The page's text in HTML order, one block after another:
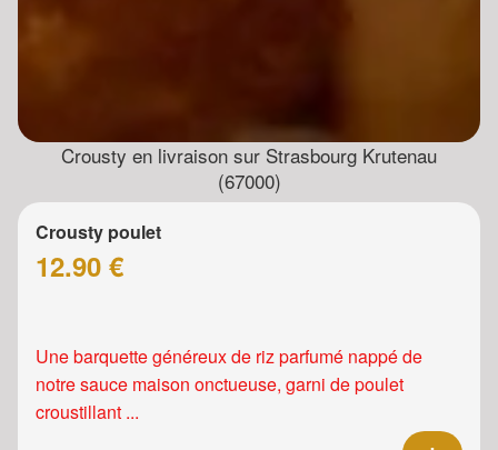
Crousty en livraison sur Strasbourg Krutenau
(67000)
Crousty poulet
12.90 €
Une barquette généreux de riz parfumé nappé de
notre sauce maison onctueuse, garni de poulet
croustillant ...